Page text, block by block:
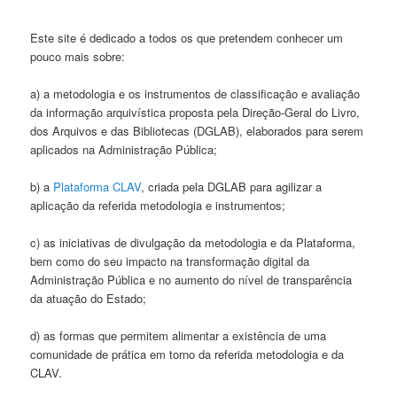
Este site é dedicado a todos os que pretendem conhecer um
pouco mais sobre:
a) a metodologia e os instrumentos de classificação e avaliação
da informação arquivística proposta pela Direção-Geral do Livro,
dos Arquivos e das Bibliotecas (DGLAB), elaborados para serem
aplicados na Administração Pública;
b) a Plataforma CLAV, criada pela DGLAB para agilizar a
aplicação da referida metodologia e instrumentos;
c) as iniciativas de divulgação da metodologia e da Plataforma,
bem como do seu impacto na transformação digital da
Administração Pública e no aumento do nível de transparência
da atuação do Estado;
d) as formas que permitem alimentar a existência de uma
comunidade de prática em torno da referida metodologia e da
CLAV.